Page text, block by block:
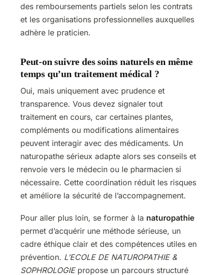
des remboursements partiels selon les contrats
et les organisations professionnelles auxquelles
adhère le praticien.
Peut-on suivre des soins naturels en même
temps qu’un traitement médical ?
Oui, mais uniquement avec prudence et
transparence. Vous devez signaler tout
traitement en cours, car certaines plantes,
compléments ou modifications alimentaires
peuvent interagir avec des médicaments. Un
naturopathe sérieux adapte alors ses conseils et
renvoie vers le médecin ou le pharmacien si
nécessaire. Cette coordination réduit les risques
et améliore la sécurité de l’accompagnement.
Pour aller plus loin, se former à la naturopathie
permet d’acquérir une méthode sérieuse, un
cadre éthique clair et des compétences utiles en
prévention. L’ECOLE DE NATUROPATHIE &
SOPHROLOGIEpropose un parcours structuré